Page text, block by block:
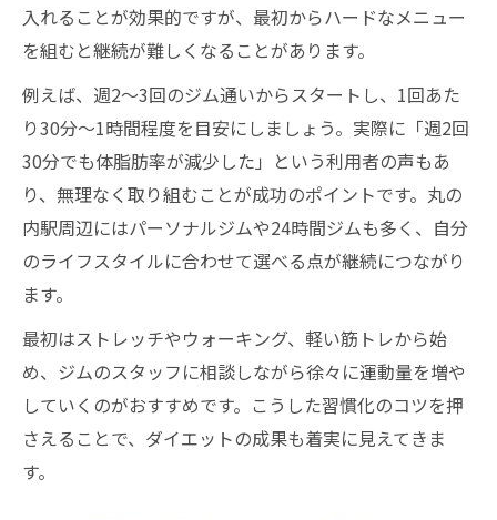
無理のないジム頻度で結果を出す習慣化術
体脂肪が減る現実的なジム通いとは
ジム利用で体脂肪を減らすための運動組み
合わせ
1ヶ月ジムで実感できる体脂肪変化の目安
ジム通いで体重以外に注目すべきポイント
筋トレと有酸素運動のバランスが成果を左
右
ピラティスとの違いを知り運動を最適化
ジムとピラティスの効果的な違いを比較
ダイエットに有利なジム活用のポイント
入れることが効果的ですが、最初からハードなメニュー
を組むと継続が難しくなることがあります。
例えば、週2～3回のジム通いからスタートし、1回あた
り30分～1時間程度を目安にしましょう。実際に「週2回
30分でも体脂肪率が減少した」という利用者の声もあ
り、無理なく取り組むことが成功のポイントです。丸の
内駅周辺にはパーソナルジムや24時間ジムも多く、自分
のライフスタイルに合わせて選べる点が継続につながり
ます。
最初はストレッチやウォーキング、軽い筋トレから始
め、ジムのスタッフに相談しながら徐々に運動量を増や
していくのがおすすめです。こうした習慣化のコツを押
さえることで、ダイエットの成果も着実に見えてきま
す。